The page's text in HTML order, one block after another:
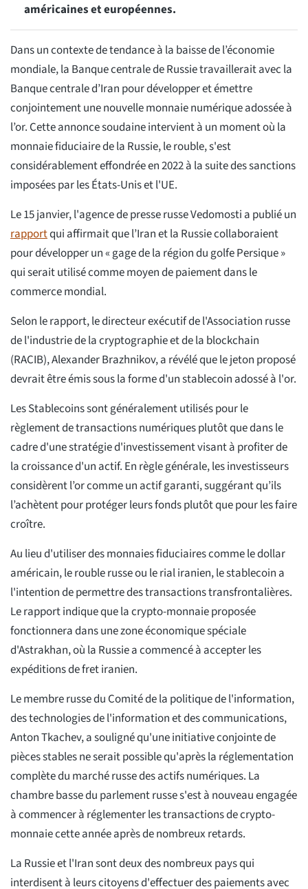
américaines et européennes.
Dans un contexte de tendance à la baisse de l’économie
mondiale, la Banque centrale de Russie travaillerait avec la
Banque centrale d’Iran pour développer et émettre
conjointement une nouvelle monnaie numérique adossée à
l’or. Cette annonce soudaine intervient à un moment où la
monnaie fiduciaire de la Russie, le rouble, s'est
considérablement effondrée en 2022 à la suite des sanctions
imposées par les États-Unis et l'UE.
Le 15 janvier, l'agence de presse russe Vedomosti a publié un
rapportqui affirmait que l’Iran et la Russie collaboraient
pour développer un « gage de la région du golfe Persique »
qui serait utilisé comme moyen de paiement dans le
commerce mondial.
Selon le rapport, le directeur exécutif de l'Association russe
de l'industrie de la cryptographie et de la blockchain
(RACIB), Alexander Brazhnikov, a révélé que le jeton proposé
devrait être émis sous la forme d'un stablecoin adossé à l'or.
Les Stablecoins sont généralement utilisés pour le
règlement de transactions numériques plutôt que dans le
cadre d'une stratégie d'investissement visant à profiter de
la croissance d'un actif. En règle générale, les investisseurs
considèrent l’or comme un actif garanti, suggérant qu’ils
l’achètent pour protéger leurs fonds plutôt que pour les faire
croître.
Au lieu d'utiliser des monnaies fiduciaires comme le dollar
américain, le rouble russe ou le rial iranien, le stablecoin a
l'intention de permettre des transactions transfrontalières.
Le rapport indique que la crypto-monnaie proposée
fonctionnera dans une zone économique spéciale
d'Astrakhan, où la Russie a commencé à accepter les
expéditions de fret iranien.
Le membre russe du Comité de la politique de l'information,
des technologies de l'information et des communications,
Anton Tkachev, a souligné qu'une initiative conjointe de
pièces stables ne serait possible qu'après la réglementation
complète du marché russe des actifs numériques. La
chambre basse du parlement russe s'est à nouveau engagée
à commencer à réglementer les transactions de crypto-
monnaie cette année après de nombreux retards.
La Russie et l'Iran sont deux des nombreux pays qui
interdisent à leurs citoyens d'effectuer des paiements avec